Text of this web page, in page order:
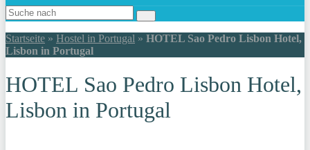
Startseite » Hostel in Portugal » HOTEL Sao Pedro Lisbon Hotel,
Lisbon in Portugal
HOTEL Sao Pedro Lisbon Hotel,
Lisbon in Portugal